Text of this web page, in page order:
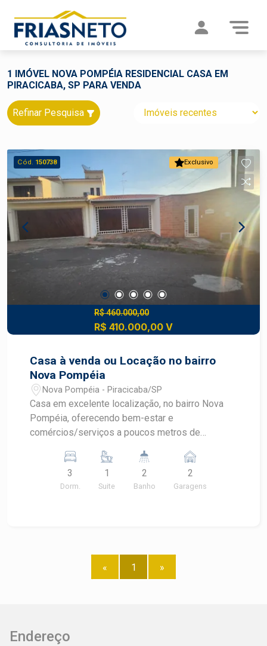
1 IMÓVEL NOVA POMPÉIA RESIDENCIAL CASA EM
PIRACICABA, SP PARA VENDA
Refinar Pesquisa
Exclusivo
Cód. 150738
R$ 460.000,00
R$ 410.000,00 V
Casa à venda ou Locação no bairro
Nova Pompéia
Nova Pompéia - Piracicaba/SP
Casa em excelente localização, no bairro Nova
Pompéia, oferecendo bem-estar e
comércios/serviços a poucos metros de
armários planejados; - Quintal; - 2 vagas de
poucos metros de Predilletta Pizza, Ponto de
Esfiha Pompéia, Monster Dog, Varejão Dois
3
Dorm.
1
Suite
2
Banho
2
Garagens
« 1 »
Endereço